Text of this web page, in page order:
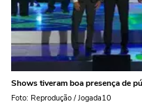
Shows tiveram boa presença de
Foto: Reprodução / Jogada10